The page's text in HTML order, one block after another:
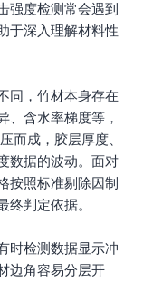
强度检测常会遇到
于深入理解材料性
同，竹材本身存在
、含水率梯度等，
而成，胶层厚度、
数据的波动。面对
按照标准剔除因制
终判定依据。
时检测数据显示冲
边角容易分层开